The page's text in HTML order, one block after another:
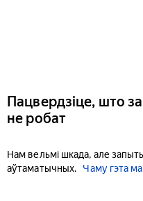
Пацвердзіце, што
не робат
Нам вельмі шкада, але
аўтаматычных.
Чаму гэта